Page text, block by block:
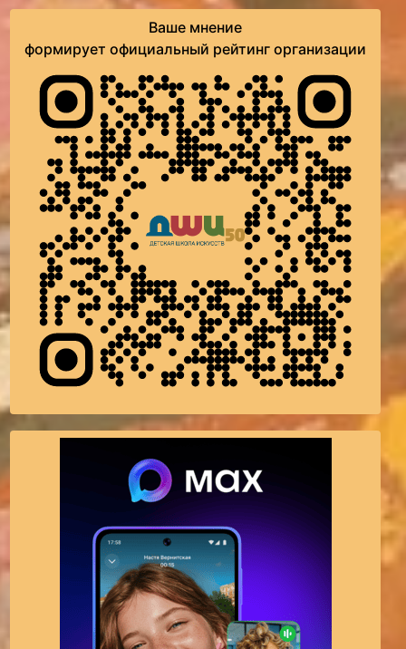
Ваше мнение
формирует официальный рейтинг организации